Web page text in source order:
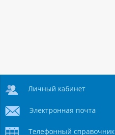
Личный кабинет
Электронная почта
Телефонный справочник